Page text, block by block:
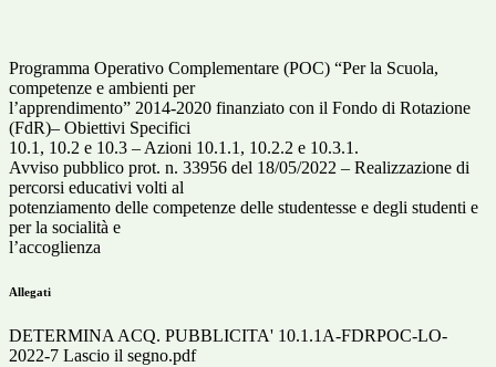
Programma Operativo Complementare (POC) “Per la Scuola,
competenze e ambienti per
l’apprendimento” 2014-2020 finanziato con il Fondo di Rotazione
(FdR)– Obiettivi Specifici
10.1, 10.2 e 10.3 – Azioni 10.1.1, 10.2.2 e 10.3.1.
Avviso pubblico prot. n. 33956 del 18/05/2022 – Realizzazione di
percorsi educativi volti al
potenziamento delle competenze delle studentesse e degli studenti e
per la socialità e
l’accoglienza
Allegati
DETERMINA ACQ. PUBBLICITA' 10.1.1A-FDRPOC-LO-
2022-7 Lascio il segno.pdf